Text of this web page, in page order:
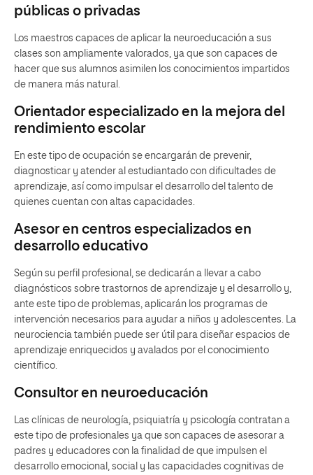
públicas o privadas
Los maestros capaces de aplicar la neuroeducación a sus
clases son ampliamente valorados, ya que son capaces de
hacer que sus alumnos asimilen los conocimientos impartidos
de manera más natural.
Orientador especializado en la mejora del
rendimiento escolar
En este tipo de ocupación se encargarán de prevenir,
diagnosticar y atender al estudiantado con dificultades de
aprendizaje, así como impulsar el desarrollo del talento de
quienes cuentan con altas capacidades.
Asesor en centros especializados en
desarrollo educativo
Según su perfil profesional, se dedicarán a llevar a cabo
diagnósticos sobre trastornos de aprendizaje y el desarrollo y,
ante este tipo de problemas, aplicarán los programas de
intervención necesarios para ayudar a niños y adolescentes. La
neurociencia también puede ser útil para diseñar espacios de
aprendizaje enriquecidos y avalados por el conocimiento
científico.
Consultor en neuroeducación
Las clínicas de neurología, psiquiatría y psicología contratan a
este tipo de profesionales ya que son capaces de asesorar a
padres y educadores con la finalidad de que impulsen el
desarrollo emocional, social y las capacidades cognitivas de